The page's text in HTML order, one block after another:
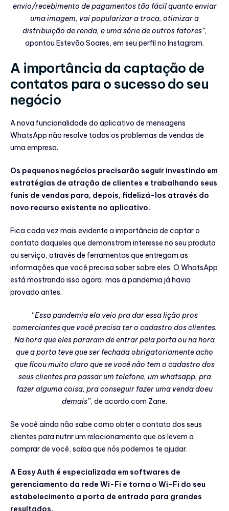
envio/recebimento de pagamentos tão fácil quanto enviar
uma imagem, vai popularizar a troca, otimizar a
distribuição de renda, e uma série de outros fatores’’,
apontou Estevão Soares, em seu perfil no Instagram.
A importância da captação de
contatos para o sucesso do seu
negócio
A nova funcionalidade do aplicativo de mensagens
WhatsApp não resolve todos os problemas de vendas de
uma empresa.
Os pequenos negócios precisarão seguir investindo em
estratégias de atração de clientes e trabalhando seus
funis de vendas para, depois, fidelizá-los através do
novo recurso existente no aplicativo.
Fica cada vez mais evidente a importância de captar o
contato daqueles que demonstram interesse no seu produto
ou serviço, através de ferramentas que entregam as
informações que você precisa saber sobre eles. O WhatsApp
está mostrando isso agora, mas a pandemia já havia
provado antes.
‘‘Essa pandemia ela veio pra dar essa lição pros
comerciantes que você precisa ter o cadastro dos clientes.
Na hora que eles pararam de entrar pela porta ou na hora
que a porta teve que ser fechada obrigatoriamente acho
que ficou muito claro que se você não tem o cadastro dos
seus clientes pra passar um telefone, um whatsapp, pra
fazer alguma coisa, pra conseguir fazer uma venda doeu
demais’’, de acordo com Zane.
Se você ainda não sabe como obter o contato dos seus
clientes para nutrir um relacionamento que os levem a
comprar de você, saiba que nós podemos te ajudar.
A Easy Auth é especializada em softwares de
gerenciamento da rede Wi-Fi e torna o Wi-Fi do seu
estabelecimento a porta de entrada para grandes
resultados.